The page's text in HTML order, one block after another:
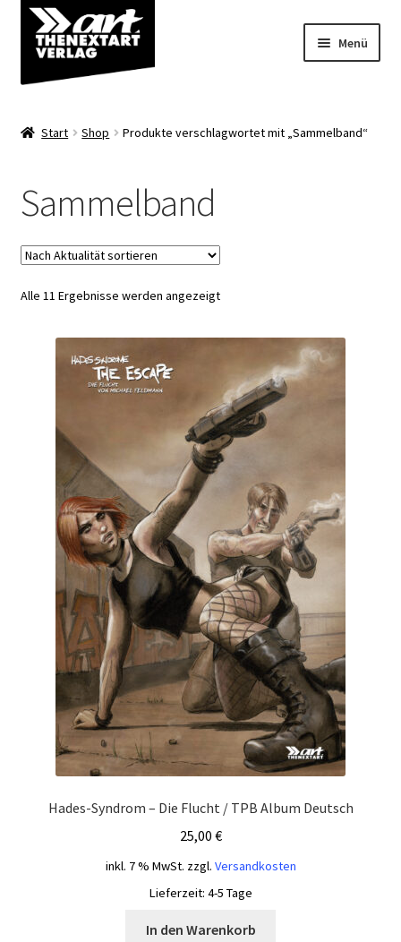
Zur
Navigation
springen
Zum
Inhalt
springen
Menü
Über uns
Start Shop Produkte verschlagwortet mit „Sammelband“
Sammelband
Alle 11 Ergebnisse werden angezeigtNach
Hades-Syndrom – Die Flucht / TPB Album Deutsch
25,00 €
inkl. 7 % MwSt. zzgl. Versandkosten
Lieferzeit: 4-5 Tage
In den Warenkorb